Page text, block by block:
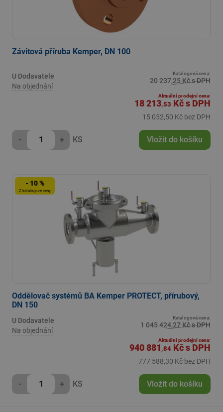
Závitová příruba Kemper, DN 100
U Dodavatele
Na objednání
Katalogová cena:
20 237,25 Kč s DPH
Aktuální prodejní cena:
18 213,53 Kčs DPH
15 052,50 Kč bez DPH
- + KS Vložit do košíku
- 10 %
Z katalogové ceny
Oddělovač systémů BA Kemper PROTECT, přírubový,
DN 150
U Dodavatele
Na objednání
Katalogová cena:
1 045 424,27 Kč s DPH
Aktuální prodejní cena:
940 881 ,84 Kčs DPH
777 588,30 Kč bez DPH
- + KS Vložit do košíku